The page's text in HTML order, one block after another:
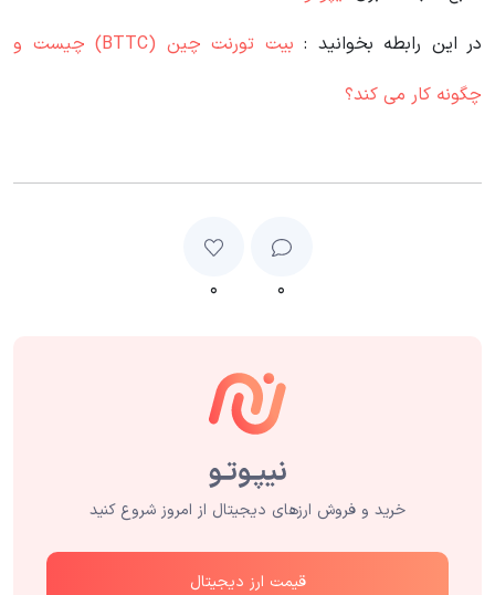
در این رابطه بخوانید‌ :
بیت تورنت چین (BTTC) چیست و
چگونه کار می کند؟
۰ ۰
خرید و فروش ارزهای دیجیتال از امروز شروع کنید
قیمت ارز دیجیتال